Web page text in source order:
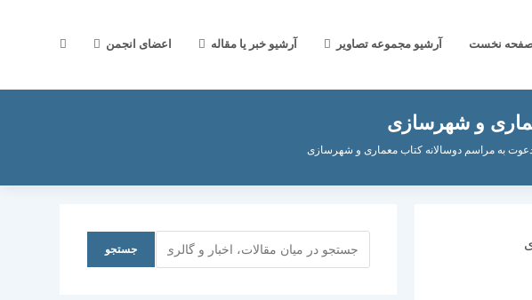
نخست آرشیو مجموعه تصاویر آرشیو خبر یا مقاله اعضای انجمن جستجوی
و شهرسازی
به مراسم دوسالانه کتاب معماری و شهرسازی
جستجو